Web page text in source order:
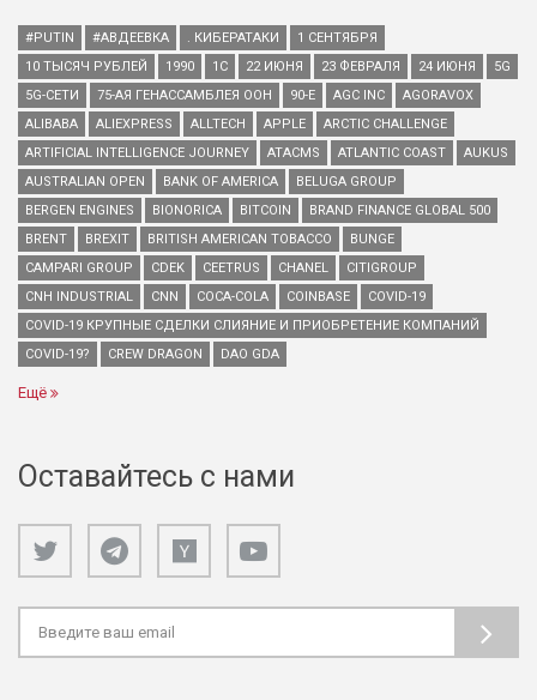
#PUTIN #АВДЕЕВКА . КИБЕРАТАКИ
1 СЕНТЯБРЯ
10 ТЫСЯЧ РУБЛЕЙ
1990 1С 22 ИЮНЯ 23 ФЕВРАЛЯ 24 ИЮНЯ
5G
5G-СЕТИ
75-АЯ ГЕНАССАМБЛЕЯ ООН 90-Е AGC INC
AGORAVOX
ALIBABA
ALIEXPRESS ALLTECH APPLE
ARCTIC CHALLENGE
ARTIFICIAL INTELLIGENCE JOURNEY
ATACMS ATLANTIC COAST
AUKUS
AUSTRALIAN OPEN
BANK OF AMERICA
BELUGA GROUP
BERGEN ENGINES
BIONORICA BITCOIN
BRAND FINANCE GLOBAL 500
BRENT
BREXIT BRITISH AMERICAN TOBACCO
BUNGE
CAMPARI GROUP
CDEK CEETRUS CHANEL
CITIGROUP
CNH INDUSTRIAL
CNN COCA-COLA COINBASE
COVID-19
COVID-19 КРУПНЫЕ СДЕЛКИ СЛИЯНИЕ И ПРИОБРЕТЕНИЕ КОМПАНИЙ
COVID-19?
CREW DRAGON DAO GDA
Ещё
Оставайтесь с нами